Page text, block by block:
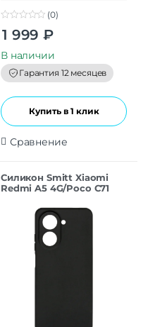
t
o
f
5
(0)
1 999 ₽
В наличии
Гарантия 12 месяцев
Купить в 1 клик
Сравнение
Силикон Smitt Xiaomi
Redmi A5 4G/Poco C71